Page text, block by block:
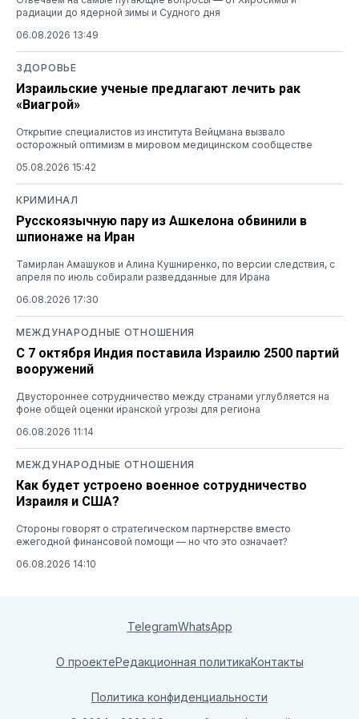
радиации до ядерной зимы и Судного дня
06.08.2026 13:49
ЗДОРОВЬЕ
Израильские ученые предлагают лечить рак
«Виагрой»
Открытие специалистов из института Вейцмана вызвало
осторожный оптимизм в мировом медицинском сообществе
05.08.2026 15:42
КРИМИНАЛ
Русскоязычную пару из Ашкелона обвинили в
шпионаже на Иран
Тамирлан Амашуков и Алина Кушниренко, по версии следствия, с
апреля по июль собирали разведданные для Ирана
06.08.2026 17:30
МЕЖДУНАРОДНЫЕ ОТНОШЕНИЯ
С 7 октября Индия поставила Израилю 2500 партий
вооружений
Двустороннее сотрудничество между странами углубляется на
фоне общей оценки иранской угрозы для региона
06.08.2026 11:14
МЕЖДУНАРОДНЫЕ ОТНОШЕНИЯ
Как будет устроено военное сотрудничество
Израиля и США?
Стороны говорят о стратегическом партнерстве вместо
ежегодной финансовой помощи — но что это означает?
06.08.2026 14:10
TelegramWhatsApp
О проектеРедакционная политикаКонтакты
Политика конфиденциальности